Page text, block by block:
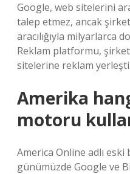
Google, web sitelerini
talep etmez, ancak
aracılığıyla milyarlarca
Reklam platformu,
sitelerine reklam
Amerika
motoru
America Online adlı
günümüzde Google ve